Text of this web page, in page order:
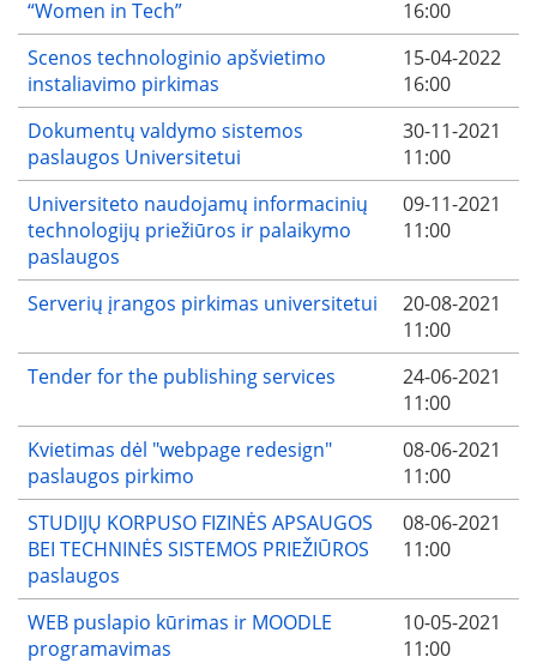
“Women in Tech”
16:00
Scenos technologinio apšvietimo
instaliavimo pirkimas
15-04-2022
16:00
Dokumentų valdymo sistemos
paslaugos Universitetui
30-11-2021
11:00
Universiteto naudojamų informacinių
technologijų priežiūros ir palaikymo
paslaugos
09-11-2021
11:00
Serverių įrangos pirkimas universitetui
20-08-2021
11:00
Tender for the publishing services
24-06-2021
11:00
Kvietimas dėl "webpage redesign"
paslaugos pirkimo
08-06-2021
11:00
STUDIJŲ KORPUSO FIZINĖS APSAUGOS
BEI TECHNINĖS SISTEMOS PRIEŽIŪROS
paslaugos
08-06-2021
11:00
WEB puslapio kūrimas ir MOODLE
programavimas
10-05-2021
11:00